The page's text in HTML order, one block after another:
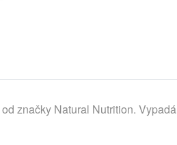
od značky Natural Nutrition. Vypadá